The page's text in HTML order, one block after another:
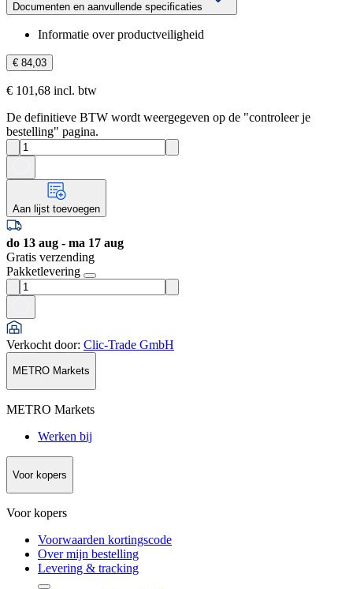
Documenten en aanvullende specificaties
Informatie over productveiligheid
€ 84,03
€ 101,68 incl. btw
De definitieve BTW wordt weergegeven op de "controleer je
bestelling" pagina.
Aan lijst toevoegen
do 13 aug - ma 17 aug
Gratis verzending
Pakketlevering
Verkocht door: Clic-Trade GmbH
METRO Markets
METRO Markets
Werken bij
Voor kopers
Voor kopers
Voorwaarden kortingscode
Over mijn bestelling
Levering & tracking